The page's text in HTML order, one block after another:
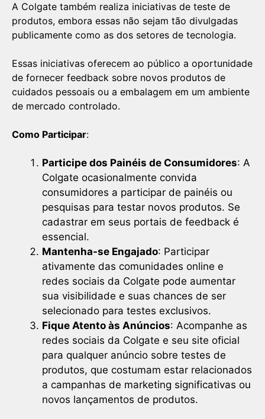
A Colgate também realiza iniciativas de teste de
produtos, embora essas não sejam tão divulgadas
publicamente como as dos setores de tecnologia.
Essas iniciativas oferecem ao público a oportunidade
de fornecer feedback sobre novos produtos de
cuidados pessoais ou a embalagem em um ambiente
de mercado controlado.
Como Participar:
Participe dos Painéis de Consumidores: A
Colgate ocasionalmente convida
consumidores a participar de painéis ou
pesquisas para testar novos produtos. Se
cadastrar em seus portais de feedback é
essencial.
Mantenha-se Engajado: Participar
ativamente das comunidades online e
redes sociais da Colgate pode aumentar
sua visibilidade e suas chances de ser
selecionado para testes exclusivos.
Fique Atento às Anúncios: Acompanhe as
redes sociais da Colgate e seu site oficial
para qualquer anúncio sobre testes de
produtos, que costumam estar relacionados
a campanhas de marketing significativas ou
novos lançamentos de produtos.